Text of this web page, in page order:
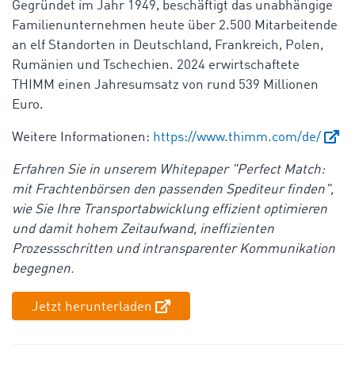
Gegründet im Jahr 1949, beschäftigt das unabhängige
Familienunternehmen heute über 2.500 Mitarbeitende
an elf Standorten in Deutschland, Frankreich, Polen,
Rumänien und Tschechien. 2024 erwirtschaftete
THIMM einen Jahresumsatz von rund 539 Millionen
Euro.
Weitere Informationen: https://www.thimm.com/de/
Erfahren Sie in unserem Whitepaper "Perfect Match:
mit Frachtenbörsen den passenden Spediteur finden",
wie Sie Ihre Transportabwicklung effizient optimieren
und damit hohem Zeitaufwand, ineffizienten
Prozessschritten und intransparenter Kommunikation
begegnen.
Jetzt herunterladen